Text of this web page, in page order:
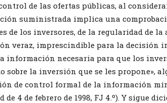
de las ofertas públicas, al
suministrada implica una
de los inversores, de la regularidad de
veraz, imprescindible para la decisión
información necesaria para que los
la inversión que se les propone»,
de control formal de la información
4 de febrero de 1998, FJ 4.º). Y sigue